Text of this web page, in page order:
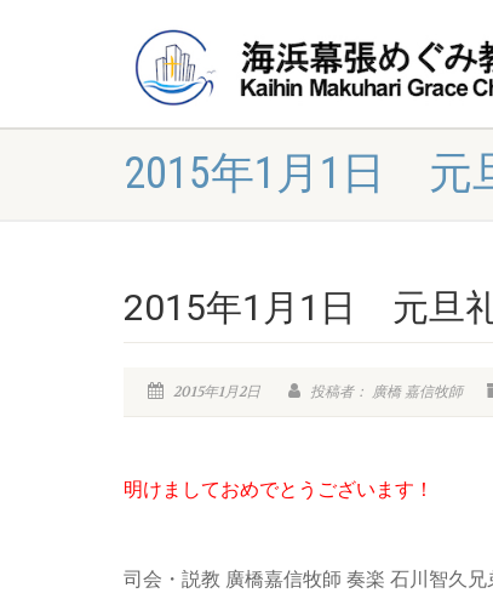
2015年1月1日
2015年1月1日 元旦
2015年1月2日 投稿者： 廣橋 嘉信牧師
明けましておめでとうございます！
司会・説教 廣橋嘉信牧師 奏楽 石川智久